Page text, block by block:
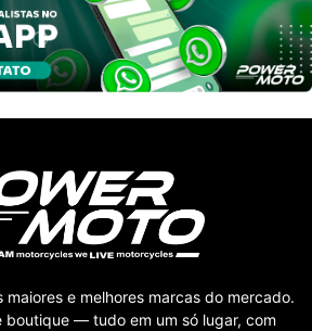
e melhores marcas do mercado.
boutique — tudo em um só lugar, com